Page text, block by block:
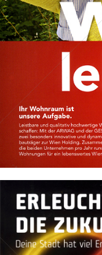
wienholding